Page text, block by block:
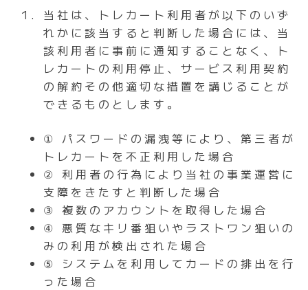
当社は、トレカート利用者が以下のいず
れかに該当すると判断した場合には、当
該利用者に事前に通知することなく、ト
レカートの利用停止、サービス利用契約
の解約その他適切な措置を講じることが
できるものとします。
① パスワードの漏洩等により、第三者が
トレカートを不正利用した場合
② 利用者の行為により当社の事業運営に
支障をきたすと判断した場合
③ 複数のアカウントを取得した場合
④ 悪質なキリ番狙いやラストワン狙いの
みの利用が検出された場合
⑤ システムを利用してカードの排出を行
った場合